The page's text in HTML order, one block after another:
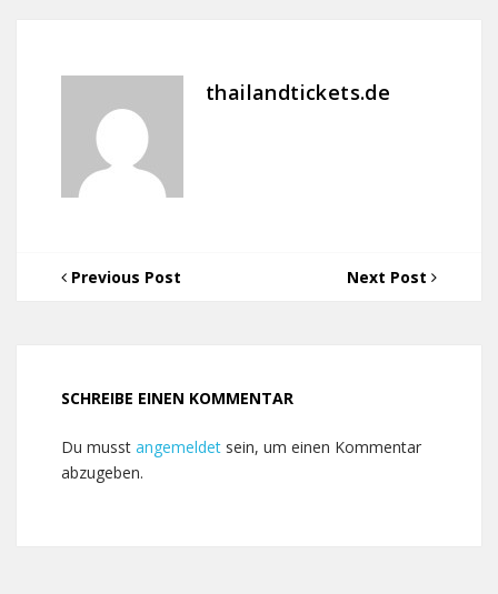
thailandtickets.de
Previous Post Next Post
SCHREIBE EINEN KOMMENTAR
Du musst angemeldet sein, um einen Kommentar
abzugeben.